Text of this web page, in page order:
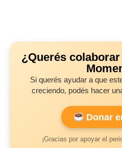
¿Querés
Si querés ayudar a que
creciendo, podés hacer
Donar
¡Gracias por apoyar el